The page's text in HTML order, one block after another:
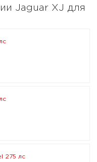
Jaguar XJ для
275 лс